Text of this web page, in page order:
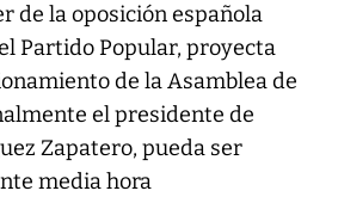
de la oposición española
Partido Popular, proyecta
de la Asamblea de
el presidente de
Zapatero, pueda ser
media hora